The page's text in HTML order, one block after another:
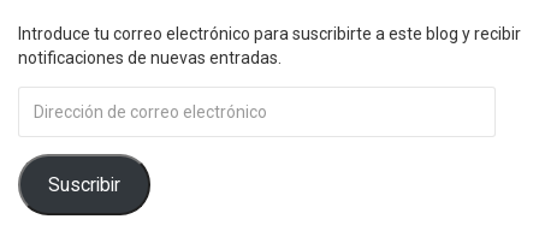
Introduce tu correo electrónico para suscribirte a este blog y recibir
notificaciones de nuevas entradas.
de
electrónico
Suscribir